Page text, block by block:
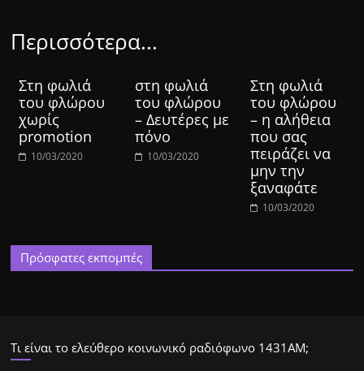
Περισσότερα...
Στη φωλιά
του φλώρου
χωρίς
promotion
10/03/2020
στη φωλιά
του φλώρου
– Δευτέρες με
πόνο
10/03/2020
Στη φωλιά
του φλώρου
– η αλήθεια
που σας
πειράζει να
μην την
ξαναφάτε
10/03/2020
Πρόσφατες εκπομπές
Τι είναι το ελεύθερο κοινωνικό ραδιόφωνο 1431ΑΜ;